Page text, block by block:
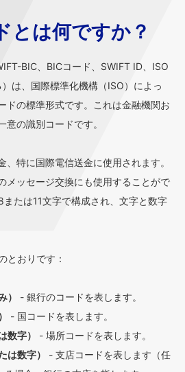
とは何ですか？
BIC、BICコード、SWIFT ID、ISO
は、国際標準化機構（ISO）によっ
ドの標準形式です。これは金融機関お
意の識別コードです。
、特に国際電信送金に使用されます。
メッセージ交換にも使用することがで
たは11文字で構成され、文字と数字
とおりです：
）
- 銀行のコードを表します。
- 国コードを表します。
数字）
- 場所コードを表します。
は数字）
- 支店コードを表します（任